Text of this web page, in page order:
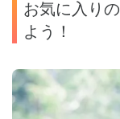
お気に入り
よう！